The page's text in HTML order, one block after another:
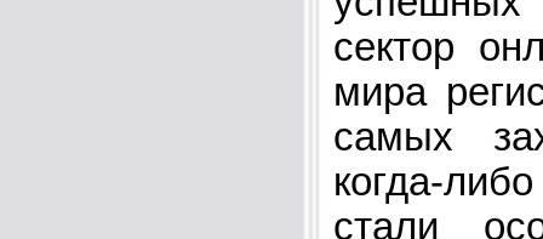
сектор
мира
самых
когда-
стали